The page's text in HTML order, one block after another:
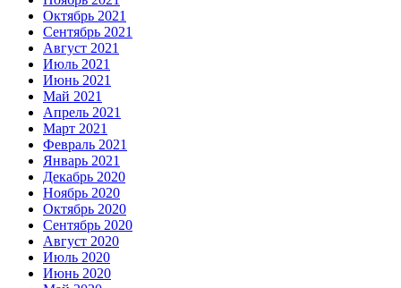
Октябрь 2021
Сентябрь 2021
Август 2021
Июль 2021
Июнь 2021
Май 2021
Апрель 2021
Март 2021
Февраль 2021
Январь 2021
Декабрь 2020
Ноябрь 2020
Октябрь 2020
Сентябрь 2020
Август 2020
Июль 2020
Июнь 2020